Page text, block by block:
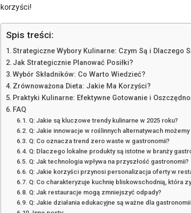
korzyści!
Spis treści:
Strategiczne Wybory Kulinarne: Czym Są i Dlaczego
Jak Strategicznie Planować Posiłki?
Wybór Składników: Co Warto Wiedzieć?
Zrównoważona Dieta: Jakie Ma Korzyści?
Praktyki Kulinarne: Efektywne Gotowanie i
FAQ
Q: Jakie są kluczowe trendy kulinarne w 2025 roku?
Q: Jakie innowacje w roślinnych alternatywach
Q: Co oznacza trend zero waste w gastronomii?
Q: Dlaczego lokalne produkty są istotne w branży
Q: Jak technologia wpływa na przyszłość gastronomii?
Q: Jakie korzyści przynosi personalizacja oferty w
Q: Co charakteryzuje kuchnię bliskowschodnią, która
Q: Jak restauracje mogą zmniejszyć odpady?
Q: Jakie działania edukacyjne są ważne dla